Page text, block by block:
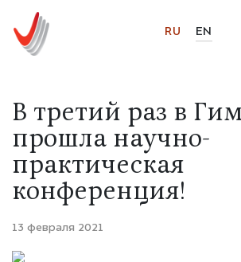
RU EN
В третий раз в
прошла научно-
практическая
конференция!
13 февраля 2021